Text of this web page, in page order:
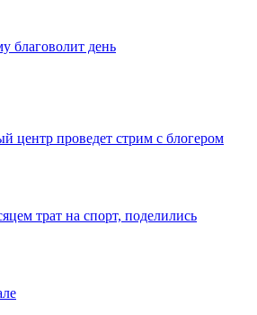
благоволит день
центр проведет стрим с блогером
трат на спорт, поделились